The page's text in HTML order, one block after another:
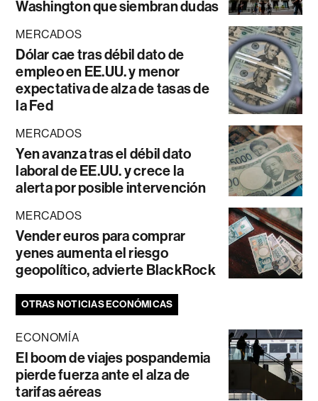
Washington que siembran dudas
MERCADOS
Dólar cae tras débil dato de
empleo en EE.UU. y menor
expectativa de alza de tasas de
la Fed
MERCADOS
Yen avanza tras el débil dato
laboral de EE.UU. y crece la
alerta por posible intervención
MERCADOS
Vender euros para comprar
yenes aumenta el riesgo
geopolítico, advierte BlackRock
OTRAS NOTICIAS ECONÓMICAS
ECONOMÍA
El boom de viajes pospandemia
pierde fuerza ante el alza de
tarifas aéreas